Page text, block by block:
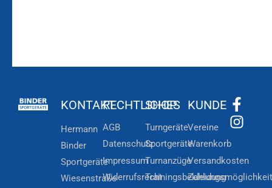
KONTAKT
Hermann
Binder
Sportgeräte
Wiesenstraße
RECHTLICHES
AGB
Datenschutz
Impressum
Widerrufsrecht
SHOP
Turngeräte
Sportgeräte
Turnanzüge
Trainingsbekleidung
KUNDE
Vereine
Warenkorb
Versandkosten